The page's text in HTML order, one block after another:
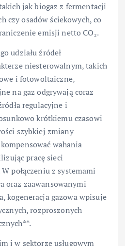
jak biogaz z fermentacji
czy osadów ściekowych, co
emisji netto CO₂.
udziału źródeł
niesterowalnym, takich
i fotowoltaiczne,
na gaz odgrywają coraz
regulacyjne i
krótkiemu czasowi
szybkiej zmiany
wahania
pracę sieci
połączeniu z systemami
oraz zaawansowanymi
kogeneracja gazowa wpisuje
rozproszonych
i w sektorze usługowym